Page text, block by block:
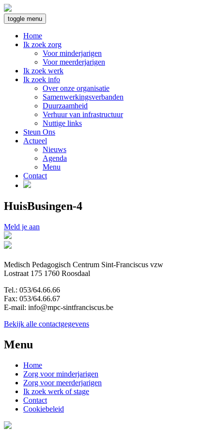
toggle menu
Home
Ik zoek zorg
Voor minderjarigen
Voor meerderjarigen
Ik zoek werk
Ik zoek info
Over onze organisatie
Samenwerkingsverbanden
Duurzaamheid
Verhuur van infrastructuur
Nuttige links
Steun Ons
Actueel
Nieuws
Agenda
Menu
Contact
HuisBusingen-4
Meld je aan
Medisch Pedagogisch Centrum Sint-Franciscus vzw
Lostraat 175 1760 Roosdaal
Tel.: 053/64.66.66
Fax: 053/64.66.67
E-mail: info@mpc-sintfranciscus.be
Bekijk alle contactgegevens
Menu
Home
Zorg voor minderjarigen
Zorg voor meerderjarigen
Ik zoek werk of stage
Contact
Cookiebeleid